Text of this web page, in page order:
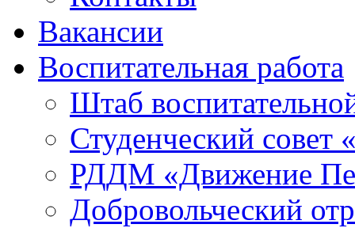
Вакансии
Воспитательная работа
Штаб
Студенческий совет
РДДМ «Движение
Добровольческий